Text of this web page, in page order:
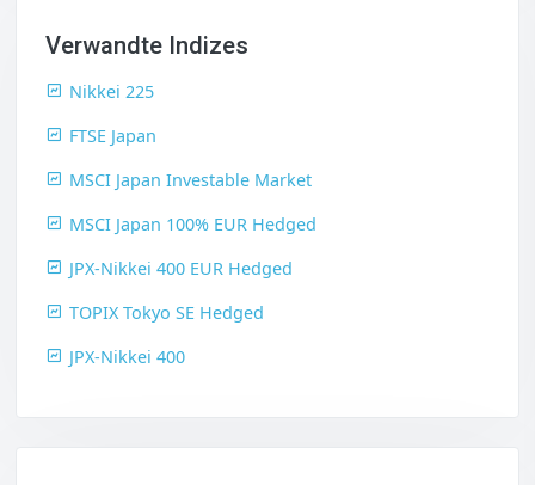
Verwandte Indizes
Nikkei 225
FTSE Japan
MSCI Japan Investable Market
MSCI Japan 100% EUR Hedged
JPX-Nikkei 400 EUR Hedged
TOPIX Tokyo SE Hedged
JPX-Nikkei 400